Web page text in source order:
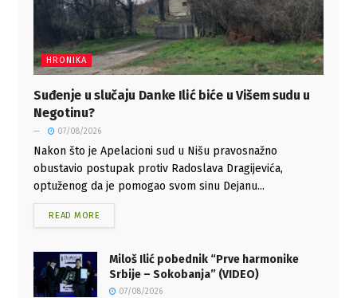
HRONIKA
Suđenje u slučaju Danke Ilić biće u Višem sudu u
Negotinu?
07/08/2026
Nakon što je Apelacioni sud u Nišu pravosnažno
obustavio postupak protiv Radoslava Dragijevića,
optuženog da je pomogao svom sinu Dejanu...
READ MORE
Miloš Ilić pobednik “Prve harmonike
Srbije – Sokobanja” (VIDEO)
07/08/2026